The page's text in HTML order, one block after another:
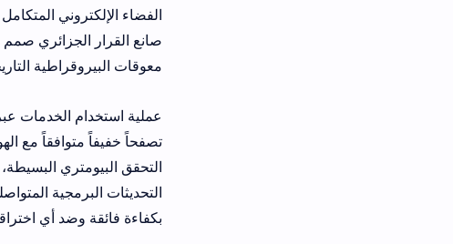
الفضاء الإلكتروني المتكامل استخراج
صانع القرار الجزائري صمم هذه الخدمة
معوقات البيروقراطية التاريخية بنجاح.
تصفحاً خفيفاً متوافقاً مع الهواتف الذكية
التحقق البيومتري البسيطة، ستحظى بوصول
بكفاءة فائقة وضد أي اختراقات سيبرانية